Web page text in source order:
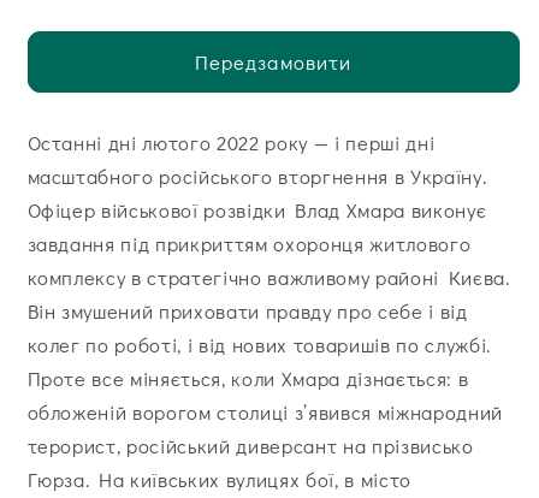
Передзамовити
Останні дні лютого 2022 року — і перші дні
масштабного російського вторгнення в Україну.
Офіцер військової розвідки Влад Хмара виконує
завдання під прикриттям охоронця житлового
комплексу в стратегічно важливому районі Києва.
Він змушений приховати правду про себе і від
колег по роботі, і від нових товаришів по службі.
Проте все міняється, коли Хмара дізнається: в
обложеній ворогом столиці з’явився міжнародний
терорист, російський диверсант на прізвисько
Гюрза. На київських вулицях бої, в місто